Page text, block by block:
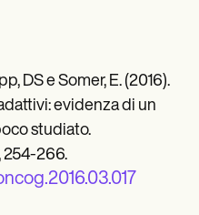
DS e Somer, E. (2016).
evidenza di un
studiato.
254-266.